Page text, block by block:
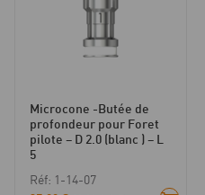
Microcone -Butée de
profondeur pour Foret
pilote – D 2.0 (blanc ) – L
5
Réf: 1-14-07